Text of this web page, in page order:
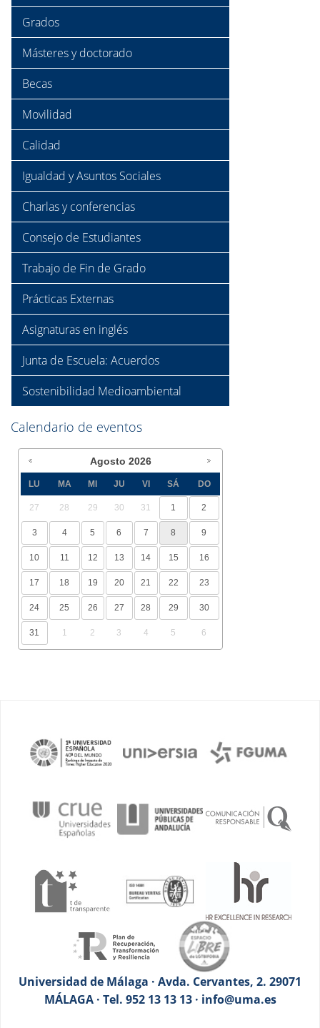
Grados
Másteres y doctorado
Becas
Movilidad
Calidad
Igualdad y Asuntos Sociales
Charlas y conferencias
Consejo de Estudiantes
Trabajo de Fin de Grado
Prácticas Externas
Asignaturas en inglés
Junta de Escuela: Acuerdos
Sostenibilidad Medioambiental
Calendario de eventos
Agosto 2026
LU MA MI JU VI SÁ DO
27 28 29 30 31 1 2
3 4 5 6 7 8 9
10 11 12 13 14 15 16
17 18 19 20 21 22 23
24 25 26 27 28 29 30
31 1 2 3 4 5 6
Universidad de Málaga · Avda. Cervantes, 2. 29071
MÁLAGA · Tel. 952 13 13 13 · info@uma.es